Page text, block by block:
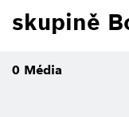
skupině
0 Média